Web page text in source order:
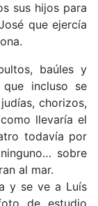
sus hijos para
que ejercía
baúles y
que incluso se
chorizos,
llevaría el
todavía por
sobre
al mar.
y se ve a Luís